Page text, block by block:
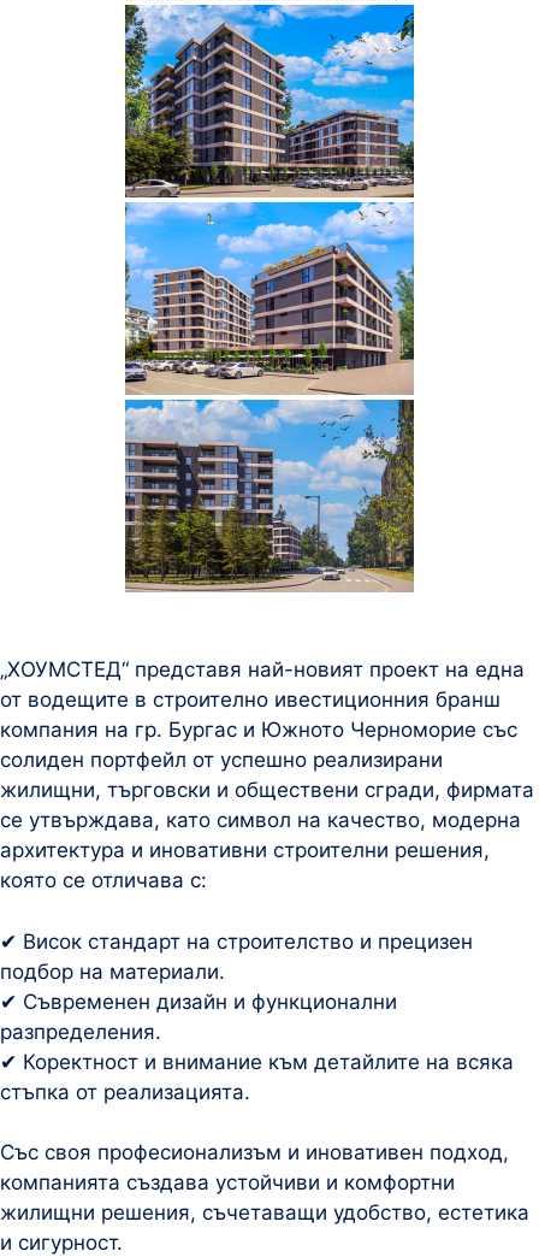
„ХОУМСТЕД“ представя най-новият проект на една
от водещите в строително ивестиционния бранш
компания на гр. Бургас и Южното Черноморие със
солиден портфейл от успешно реализирани
жилищни, търговски и обществени сгради, фирмата
се утвърждава, като символ на качество, модерна
архитектура и иновативни строителни решения,
която се отличава с:
✔ Висок стандарт на строителство и прецизен
подбор на материали.
✔ Съвременен дизайн и функционални
разпределения.
✔ Коректност и внимание към детайлите на всяка
стъпка от реализацията.
Със своя професионализъм и иновативен подход,
компанията създава устойчиви и комфортни
жилищни решения, съчетаващи удобство, естетика
и сигурност.